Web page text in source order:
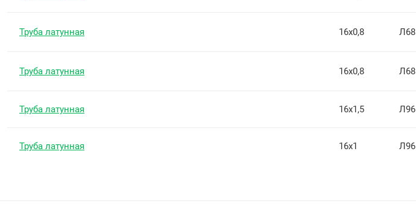
Труба латунная 16х0,8 Л68
Труба латунная 16х0,8 Л68
Труба латунная 16х1,5 Л96
Труба латунная 16х1 Л96